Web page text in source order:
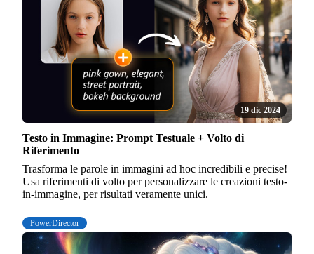
19 dic 2024
Testo in Immagine: Prompt Testuale + Volto di
Riferimento
Trasforma le parole in immagini ad hoc incredibili e precise!
Usa riferimenti di volto per personalizzare le creazioni testo-
in-immagine, per risultati veramente unici.
PowerDirector